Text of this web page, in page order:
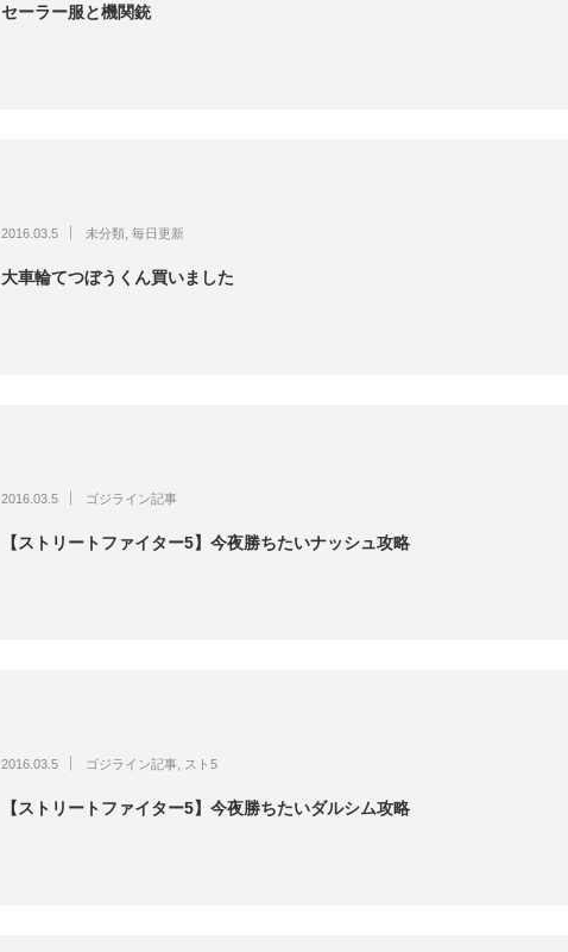
セーラー服と機関銃
2016.03.5 未分類 毎日更新
大車輪てつぼうくん買いました
2016.03.5 ゴジライン記事
【ストリートファイター5】今夜勝ちたいナッシュ攻略
2016.03.5 ゴジライン記事 スト5
【ストリートファイター5】今夜勝ちたいダルシム攻略